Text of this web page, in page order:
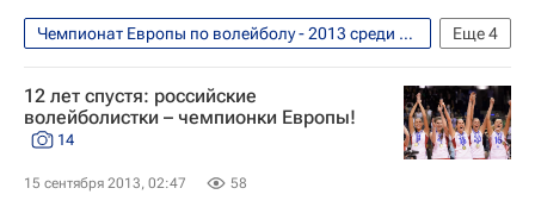
Еще4
Чемпионат Европы по волейболу - 2013 среди женских сборных. 6 - 14 сентября
Волейбол
Германия (ж)
12 лет спустя: российские
волейболистки – чемпионки Европы!
14
15 сентября 2013, 02:47 58